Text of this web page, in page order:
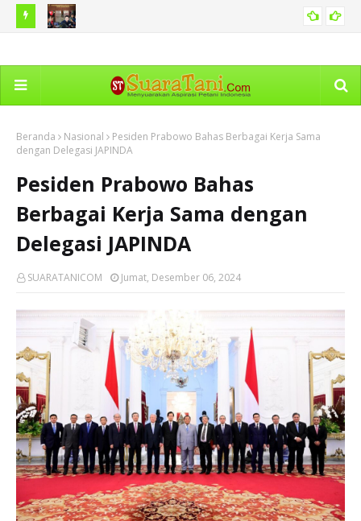
Sepak Bola Dunia
Beranda Nasional
Pesiden Prabowo Bahas Berbagai Kerja Sama
dengan Delegasi JAPINDA
Pesiden Prabowo Bahas
Berbagai Kerja Sama dengan
Delegasi JAPINDA
SUARATANICOM Jumat, Desember 06, 2024